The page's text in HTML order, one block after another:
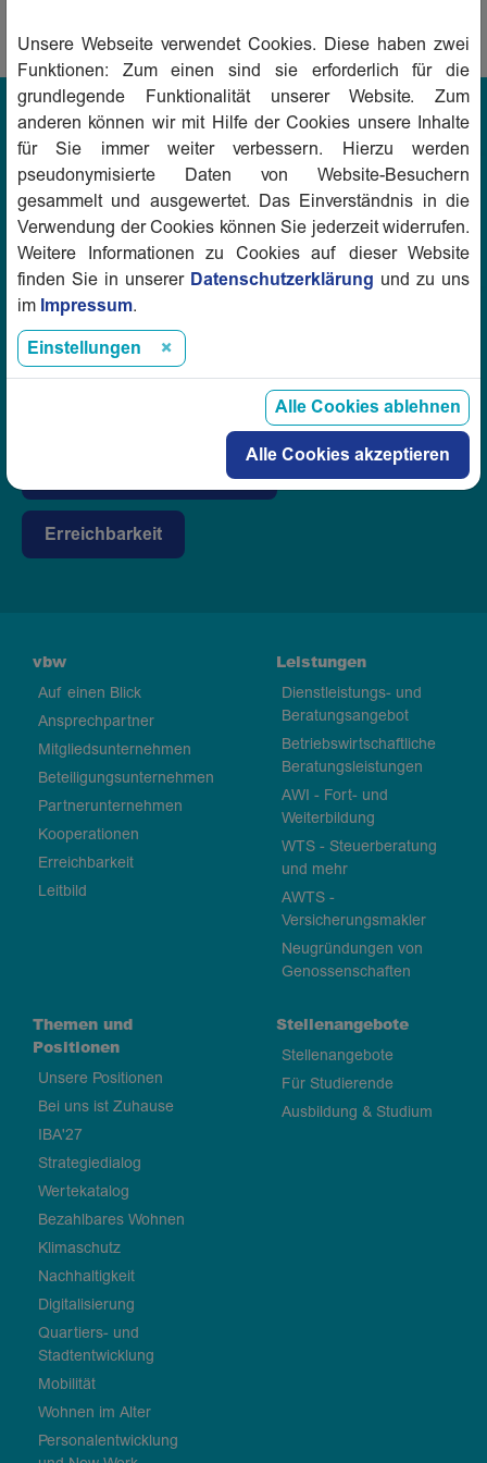
vbw Verband baden-württembergischer
Wohnungs- und Immobilienunternehmen e.V.
Herdweg 52/54
70174 Stuttgart
E-Mail:info@vbw-online.de
Zu den Ansprechpartnern
Erreichbarkeit
vbw
Auf einen Blick
Ansprechpartner
Mitgliedsunternehmen
Beteiligungsunternehmen
Partnerunternehmen
Kooperationen
Erreichbarkeit
Leitbild
Leistungen
Dienstleistungs- und
Beratungsangebot
Betriebswirtschaftliche
Beratungsleistungen
AWI - Fort- und
Weiterbildung
WTS - Steuerberatung
und mehr
AWTS -
Versicherungsmakler
Neugründungen von
Genossenschaften
Themen und
Positionen
Unsere Positionen
Bei uns ist Zuhause
IBA'27
Strategiedialog
Wertekatalog
Bezahlbares Wohnen
Klimaschutz
Nachhaltigkeit
Digitalisierung
Quartiers- und
Stadtentwicklung
Mobilität
Wohnen im Alter
Personalentwicklung
Stellenangebote
Stellenangebote
Für Studierende
Ausbildung & Studium
Unsere Webseite verwendet Cookies. Diese haben zwei
Funktionen: Zum einen sind sie erforderlich für die
grundlegende Funktionalität unserer Website. Zum
anderen können wir mit Hilfe der Cookies unsere Inhalte
für Sie immer weiter verbessern. Hierzu werden
pseudonymisierte Daten von Website-Besuchern
gesammelt und ausgewertet. Das Einverständnis in die
Verwendung der Cookies können Sie jederzeit widerrufen.
Weitere Informationen zu Cookies auf dieser Website
finden Sie in unserer Datenschutzerklärung und zu uns
im Impressum.
Einstellungen
Alle Cookies ablehnen
Alle Cookies akzeptieren